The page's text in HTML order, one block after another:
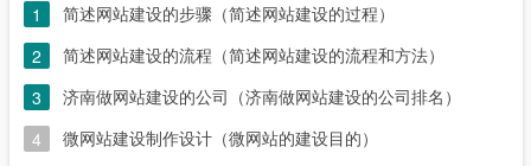
1
简述网站建设的步骤（简述网站建设的过程）
2
简述网站建设的流程（简述网站建设的流程和方法）
3
济南做网站建设的公司（济南做网站建设的公司排名）
4
微网站建设制作设计（微网站的建设目的）